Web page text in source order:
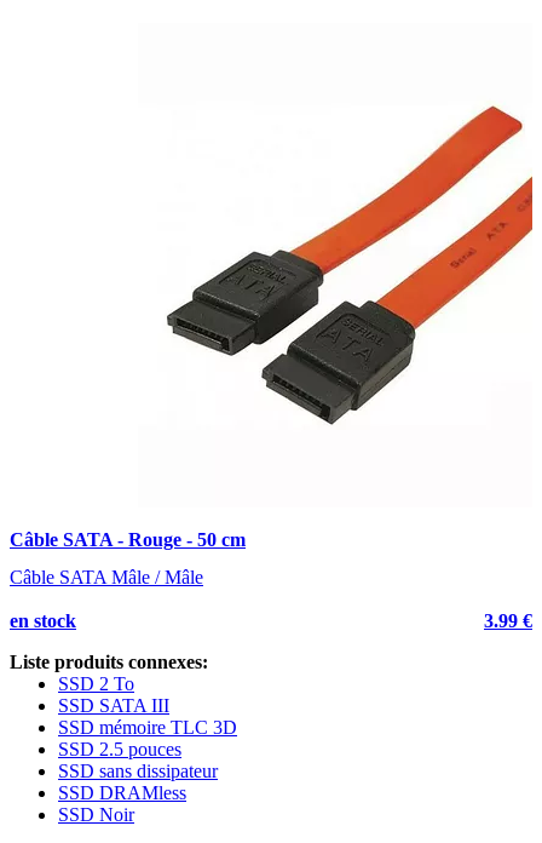
Câble SATA - Rouge - 50 cm
Câble SATA Mâle / Mâle
en stock 3.99 €
Liste produits connexes:
SSD 2 To
SSD SATA III
SSD mémoire TLC 3D
SSD 2.5 pouces
SSD sans dissipateur
SSD DRAMless
SSD Noir